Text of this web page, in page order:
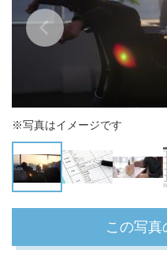
※写真はイメージです
残酷すぎる幸せとお金の経
この写真